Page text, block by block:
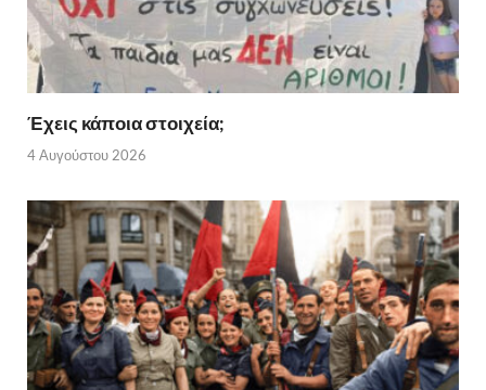
Έχεις κάποια στοιχεία;
4 Αυγούστου 2026